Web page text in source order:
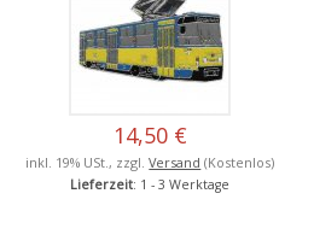
14,50 €
inkl. 19% USt., zzgl.Versand (Kostenlos)
Lieferzeit: 1 - 3 Werktage